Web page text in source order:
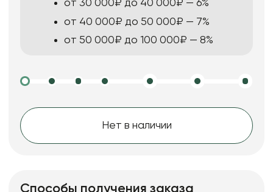
от 30 000₽ до 40 000₽ — 6%
от 40 000₽ до 50 000₽ — 7%
от 50 000₽ до 100 000₽ — 8%
Нет в наличии
Способы получения заказа